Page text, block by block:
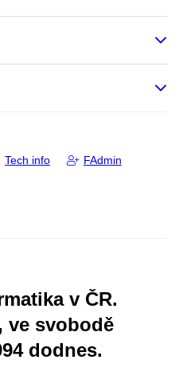
Tech info FAdmin
v ČR.
ve svobodě
dodnes.